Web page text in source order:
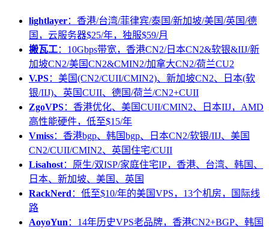
lightlayer：香港/台湾/菲律宾/泰国/新加坡/美国/英国/德
国，云服务器$25/年，独服$59/月
搬瓦工：10Gbps带宽，香港CN2/日本CN2&软银&IIJ/新
加坡CN2/美国CN2&CMIN2/加拿大CN2/荷兰CU2
V.PS：美国(CN2/CUII/CMIN2)、新加坡CN2、日本(软
银/IIJ)、英国CUII、德国/荷兰/CN2+CUII
ZgoVPS：香港优化、美国CUII/CMIN2、日本IIJ，AMD
高性能硬件，低至$15/年
Vmiss：香港bgp、韩国bgp、日本CN2/软银/IIJ、美国
CN2/CUII/CMIN2、英国住宅/CUII
Lisahost：原生/双ISP/家庭住宅IP，香港、台湾、韩国、
日本、新加坡、美国、英国
RackNerd ：低至$10/年的美国VPS，13个机房，国际线
路
AoyoYun ：14年历史VPS老品牌，香港CN2+BGP、韩国